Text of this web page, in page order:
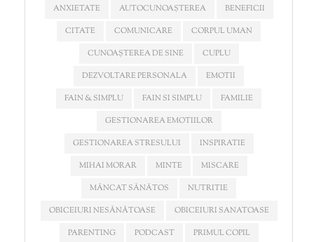
ANXIETATE
AUTOCUNOAȘTEREA
BENEFICII
CITATE
COMUNICARE
CORPUL UMAN
CUNOAȘTEREA DE SINE
CUPLU
DEZVOLTARE PERSONALA
EMOTII
FAIN & SIMPLU
FAIN SI SIMPLU
FAMILIE
GESTIONAREA EMOTIILOR
GESTIONAREA STRESULUI
INSPIRATIE
MIHAI MORAR
MINTE
MISCARE
MÂNCAT SĂNĂTOS
NUTRITIE
OBICEIURI NESĂNĂTOASE
OBICEIURI SANATOASE
PARENTING
PODCAST
PRIMUL COPIL